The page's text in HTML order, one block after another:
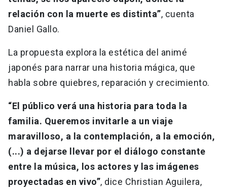
relación con la muerte es distinta”, cuenta
Daniel Gallo.
La propuesta explora la estética del animé
japonés para narrar una historia mágica, que
habla sobre quiebres, reparación y crecimiento.
“El público verá una historia para toda la
familia. Queremos invitarle a un viaje
maravilloso, a la contemplación, a la emoción,
(...) a dejarse llevar por el diálogo constante
entre la música, los actores y las imágenes
proyectadas en vivo”, dice Christian Aguilera,